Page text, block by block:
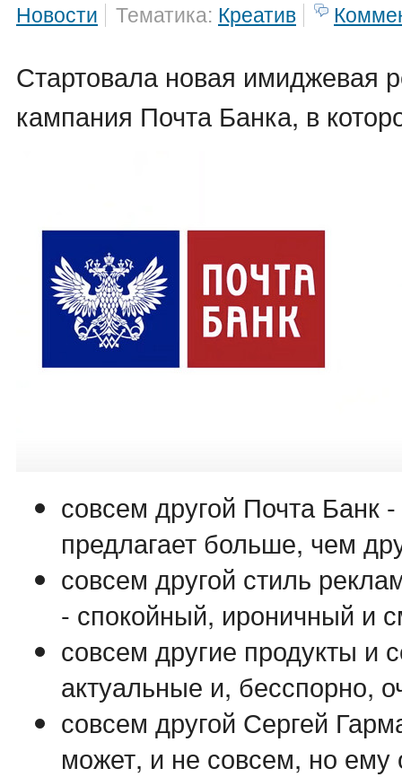
Новости
Тематика: Креатив
Стартовала новая имиджевая
кампания Почта Банка, в
совсем другой Почта Банк
предлагает больше, чем
совсем другой стиль
- спокойный, ироничный и
совсем другие продукты и
актуальные и, бесспорно,
совсем другой Сергей
может, и не совсем, но ему